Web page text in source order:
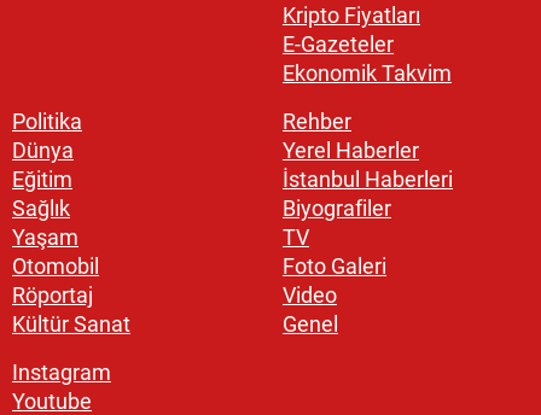
Kripto Fiyatları
E-Gazeteler
Ekonomik Takvim
Politika
Dünya
Eğitim
Sağlık
Yaşam
Otomobil
Röportaj
Kültür Sanat
Rehber
Yerel Haberler
İstanbul Haberleri
Biyografiler
TV
Foto Galeri
Video
Genel
Instagram
Youtube